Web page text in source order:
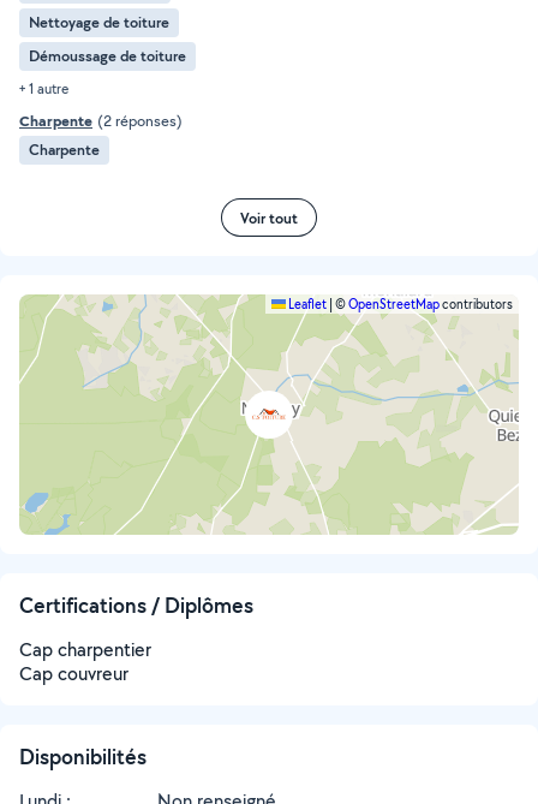
Nettoyage de toiture
Démoussage de toiture
+ 1 autre
Charpente (2 réponses)
Charpente
Voir tout
Leaflet ©OpenStreetMapcontributors
Certifications / Diplômes
Cap charpentier
Cap couvreur
Disponibilités